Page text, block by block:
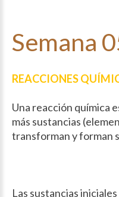
Semana
REACCIONES
Una reacción química
más sustancias
transforman y forman
Las sustancias